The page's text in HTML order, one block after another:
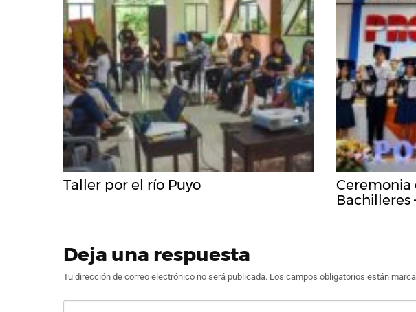
Taller por el río Puyo
Ceremonia
Bachilleres
Deja una respuesta
Tu dirección de correo electrónico no será publicada. Los campos obligatorios están